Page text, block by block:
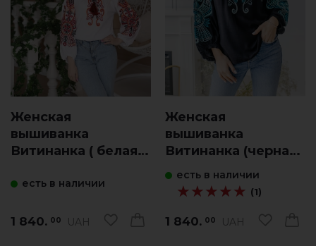
Женская
вышиванка
Витинанка ( белая с
есть в наличии
1 840. 00 UAH
Женская
вышиванка
Витинанка (черная
есть в наличии
★★★★★
★★★★★ (1)
1 840. 00 UAH